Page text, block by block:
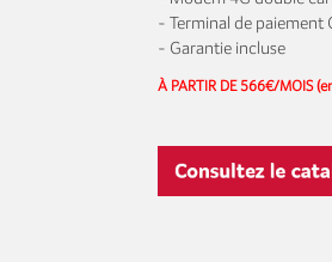
- Terminal de paiement
- Garantie incluse
À PARTIR DE 566€/MOIS